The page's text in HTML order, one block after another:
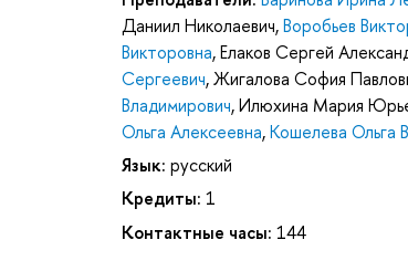
Даниил Николаевич,Воробьев
Викторовна,Елаков Сергей
Сергеевич,Жигалова София
Владимирович,Илюхина Мария
Ольга Алексеевна,Кошелева Ольга
Язык: русский
Кредиты: 1
Контактные часы: 144